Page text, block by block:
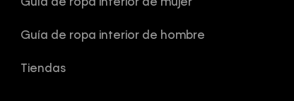
Guía de ropa interior de mujer
Guía de ropa interior de hombre
Tiendas